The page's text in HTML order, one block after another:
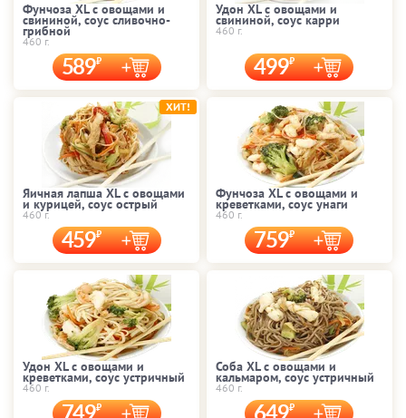
Фунчоза XL с овощами и
свининой, соус сливочно-
грибной
460 г.
589
Удон XL с овощами и
свининой, соус карри
460 г.
499
Яичная лапша XL с овощами
и курицей, соус острый
460 г.
459
ХИТ!
Фунчоза XL с овощами и
креветками, соус унаги
460 г.
759
Удон XL с овощами и
креветками, соус устричный
460 г.
Соба XL с овощами и
кальмаром, соус устричный
460 г.